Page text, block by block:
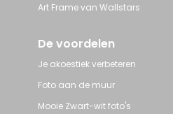
Art Frame van Wallstars
De voordelen
Je akoestiek verbeteren
Foto aan de muur
Mooie Zwart-wit foto's